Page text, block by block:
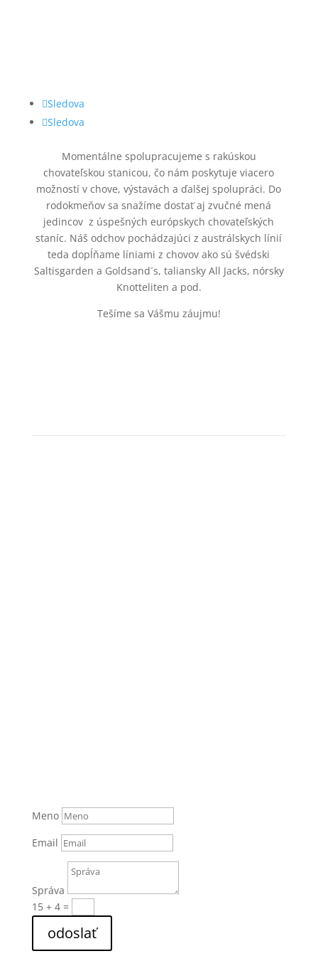
Sledova
Sledova
Momentálne spolupracujeme s rakúskou
chovateľskou stanicou, čo nám poskytuje viacero
možností v chove, výstavách a ďalšej spolupráci. Do
rodokmeňov sa snažíme dostať aj zvučné mená
jedincov z úspešných európskych chovateľských
staníc. Náš odchov pochádzajúci z austrálskych línií
teda dopĺňame líniami z chovov ako sú švédski
Saltisgarden a Goldsand´s, taliansky All Jacks, nórsky
Knotteliten a pod.
Tešíme sa Vášmu záujmu!
Meno
Email
Správa
15 + 4=
odoslať